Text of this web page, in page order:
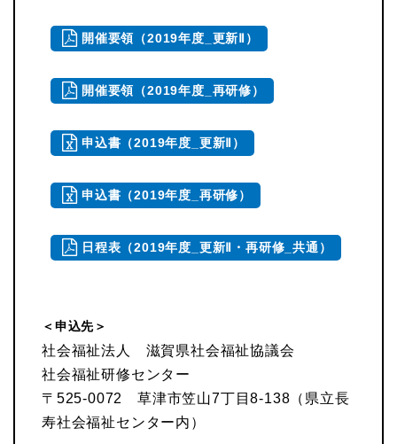
開催要領（2019年度_更新Ⅱ）
開催要領（2019年度_再研修）
申込書（2019年度_更新Ⅱ）
申込書（2019年度_再研修）
日程表（2019年度_更新Ⅱ・再研修_共通）
＜申込先＞
社会福祉法人 滋賀県社会福祉協議会
社会福祉研修センター
〒525-0072 草津市笠山7丁目8-138（県立長
寿社会福祉センター内）